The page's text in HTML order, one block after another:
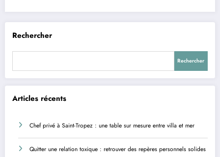
Rechercher
Rechercher
Articles récents
Chef privé à Saint-Tropez : une table sur mesure entre villa et mer
Quitter une relation toxique : retrouver des repères personnels solides